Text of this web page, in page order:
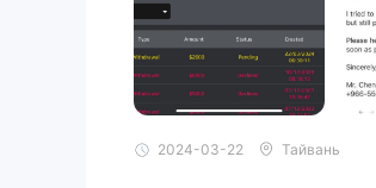
2024-03-22 Тайвань